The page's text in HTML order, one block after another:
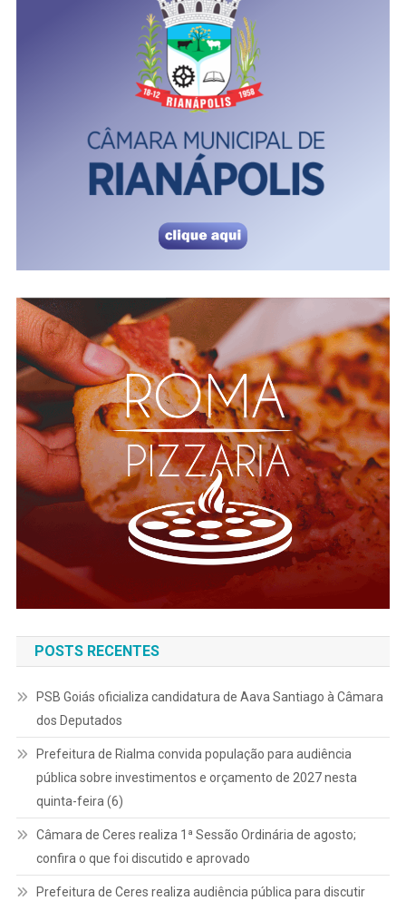
POSTS RECENTES
PSB Goiás oficializa candidatura de Aava Santiago à Câmara
dos Deputados
Prefeitura de Rialma convida população para audiência
pública sobre investimentos e orçamento de 2027 nesta
quinta-feira (6)
Câmara de Ceres realiza 1ª Sessão Ordinária de agosto;
confira o que foi discutido e aprovado
Prefeitura de Ceres realiza audiência pública para discutir